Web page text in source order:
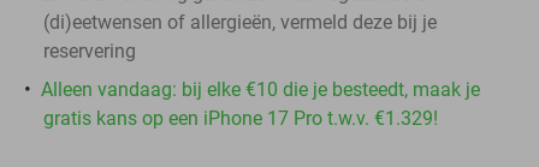
(di)eetwensen of allergieën, vermeld deze bij je
reservering
Alleen vandaag: bij elke €10 die je besteedt, maak je
gratis kans op een iPhone 17 Pro t.w.v. €1.329!